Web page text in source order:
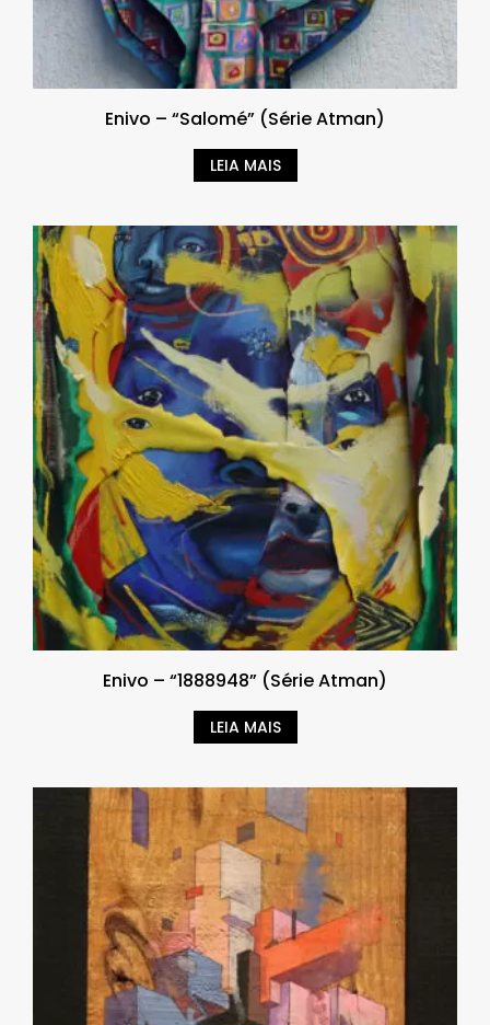
Enivo – “Salomé” (Série Atman)
LEIA MAIS
Enivo – “1888948” (Série Atman)
LEIA MAIS